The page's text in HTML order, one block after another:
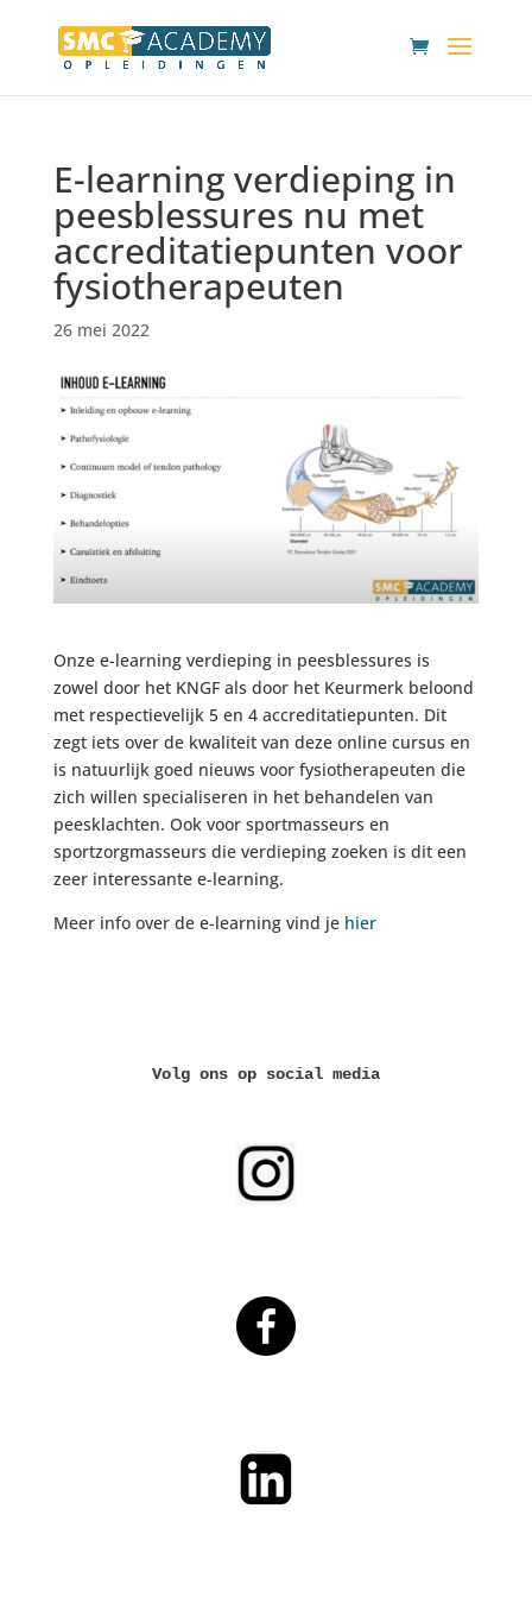
E-learning verdieping in
peesblessures nu met
accreditatiepunten voor
fysiotherapeuten
26 mei 2022
Onze e-learning verdieping in peesblessures is
zowel door het KNGF als door het Keurmerk beloond
met respectievelijk 5 en 4 accreditatiepunten. Dit
zegt iets over de kwaliteit van deze online cursus en
is natuurlijk goed nieuws voor fysiotherapeuten die
zich willen specialiseren in het behandelen van
peesklachten. Ook voor sportmasseurs en
sportzorgmasseurs die verdieping zoeken is dit een
zeer interessante e-learning.
Meer info over de e-learning vind je hier
Volg ons op social media